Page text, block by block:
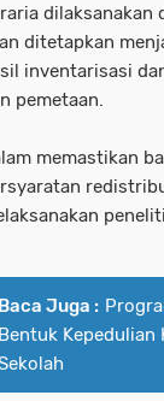
dilaksanakan
ditetapkan
inventarisasi
pemetaan.
memastikan
Baca Juga :
Bentuk Kepedulian